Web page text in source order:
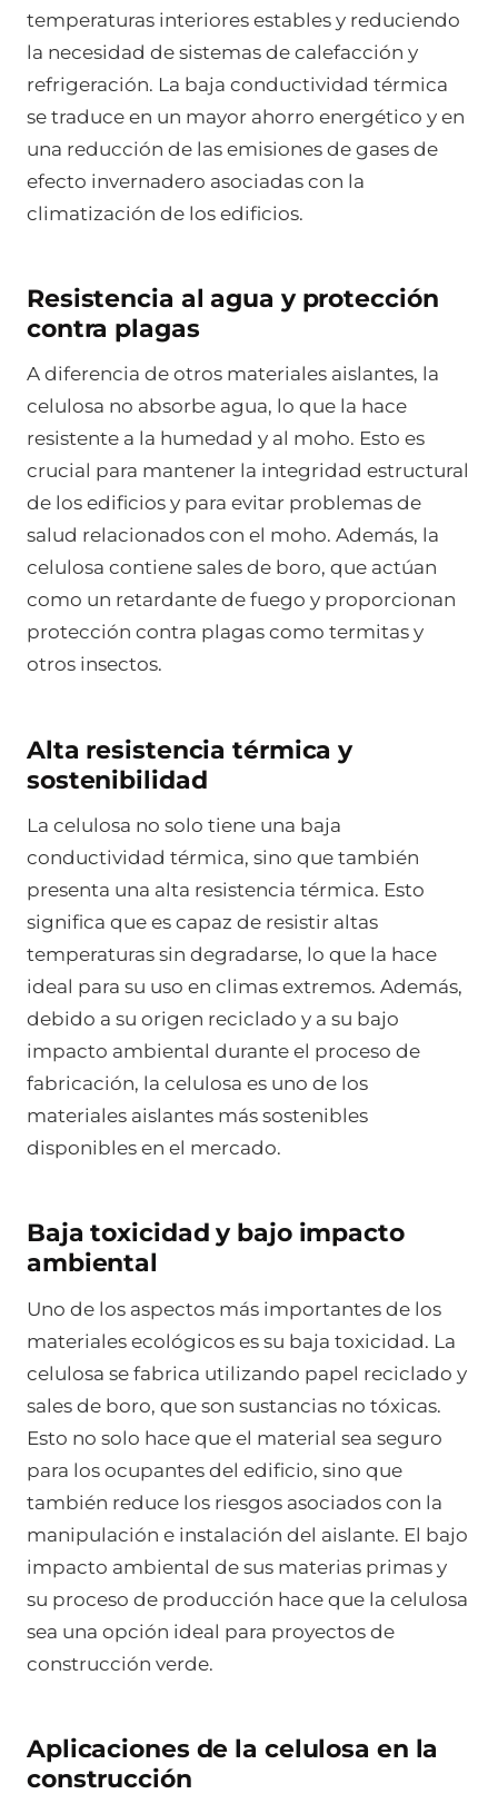
temperaturas interiores estables y reduciendo
la necesidad de sistemas de calefacción y
refrigeración. La baja conductividad térmica
se traduce en un mayor ahorro energético y en
una reducción de las emisiones de gases de
efecto invernadero asociadas con la
climatización de los edificios.
Resistencia al agua y protección
contra plagas
A diferencia de otros materiales aislantes, la
celulosa no absorbe agua, lo que la hace
resistente a la humedad y al moho. Esto es
crucial para mantener la integridad estructural
de los edificios y para evitar problemas de
salud relacionados con el moho. Además, la
celulosa contiene sales de boro, que actúan
como un retardante de fuego y proporcionan
protección contra plagas como termitas y
otros insectos.
Alta resistencia térmica y
sostenibilidad
La celulosa no solo tiene una baja
conductividad térmica, sino que también
presenta una alta resistencia térmica. Esto
significa que es capaz de resistir altas
temperaturas sin degradarse, lo que la hace
ideal para su uso en climas extremos. Además,
debido a su origen reciclado y a su bajo
impacto ambiental durante el proceso de
fabricación, la celulosa es uno de los
materiales aislantes más sostenibles
disponibles en el mercado.
Baja toxicidad y bajo impacto
ambiental
Uno de los aspectos más importantes de los
materiales ecológicos es su baja toxicidad. La
celulosa se fabrica utilizando papel reciclado y
sales de boro, que son sustancias no tóxicas.
Esto no solo hace que el material sea seguro
para los ocupantes del edificio, sino que
también reduce los riesgos asociados con la
manipulación e instalación del aislante. El bajo
impacto ambiental de sus materias primas y
su proceso de producción hace que la celulosa
sea una opción ideal para proyectos de
construcción verde.
Aplicaciones de la celulosa en la
construcción